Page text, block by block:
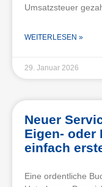
Umsatzsteuer
WEITERLESEN »
29. Januar 2026
Neuer
Eigen- oder
einfach
Eine ordentliche